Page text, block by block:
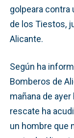
golpeara contra
de los Tiestos,
Alicante.
Según ha
Bomberos de
mañana de
rescate ha
un hombre que